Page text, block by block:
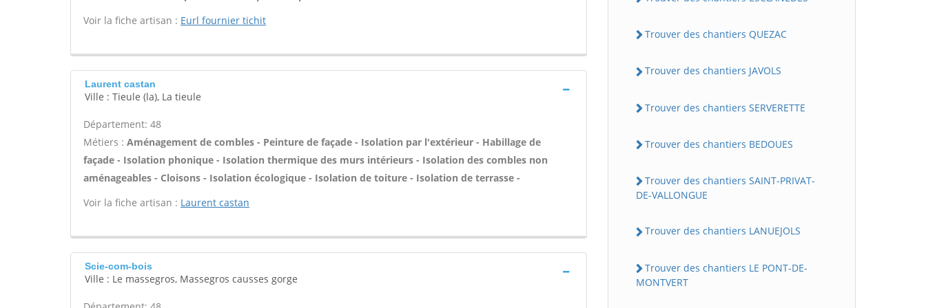
Voir la fiche artisan : Eurl fournier tichit
Laurent castan
Ville : Tieule (la), La tieule
Département: 48
Métiers : Aménagement de combles - Peinture de façade - Isolation par l'extérieur - Habillage de
façade - Isolation phonique - Isolation thermique des murs intérieurs - Isolation des combles non
aménageables - Cloisons - Isolation écologique - Isolation de toiture - Isolation de terrasse -
Voir la fiche artisan : Laurent castan
Scie-com-bois
Ville : Le massegros, Massegros causses gorge
Trouver des chantiers QUEZAC
Trouver des chantiers JAVOLS
Trouver des chantiers SERVERETTE
Trouver des chantiers BEDOUES
Trouver des chantiers SAINT-PRIVAT-
DE-VALLONGUE
Trouver des chantiers LANUEJOLS
Trouver des chantiers LE PONT-DE-
MONTVERT